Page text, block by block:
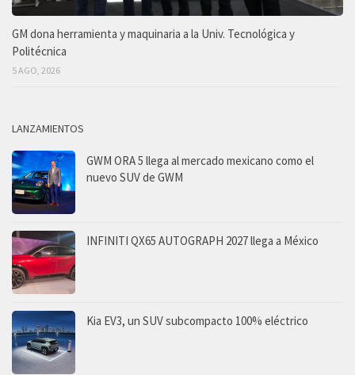
GM dona herramienta y maquinaria a la Univ. Tecnológica y
Politécnica
5 AGO, 2026
LANZAMIENTOS
GWM ORA 5 llega al mercado mexicano como el
nuevo SUV de GWM
INFINITI QX65 AUTOGRAPH 2027 llega a México
Kia EV3, un SUV subcompacto 100% eléctrico